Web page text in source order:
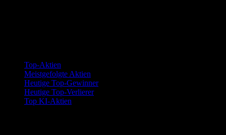
Top-Aktien
Meistgefolgte Aktien
Heutige Top-Gewinner
Heutige Top-Verlierer
Top KI-Aktien